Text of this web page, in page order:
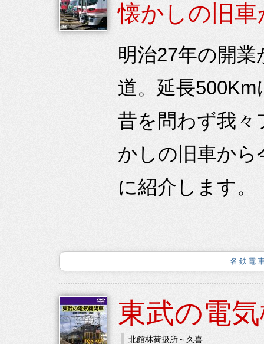
懐かしの旧
明治27年の開
道。延長
昔を問わず我々
かしの旧車から
に紹介します。
名鉄電
東武の電
北館林荷扱所～久喜